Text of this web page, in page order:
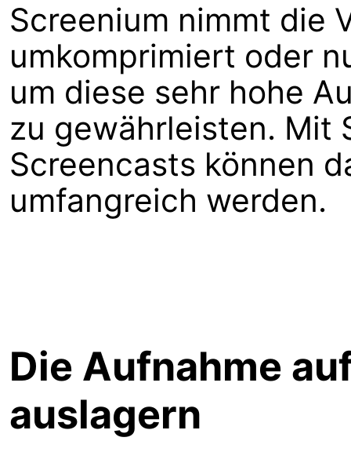
Screenium nimmt die
umkomprimiert oder
um diese sehr hohe
zu gewährleisten. Mit
Screencasts können
umfangreich werden.
Die Aufnahme
auslagern